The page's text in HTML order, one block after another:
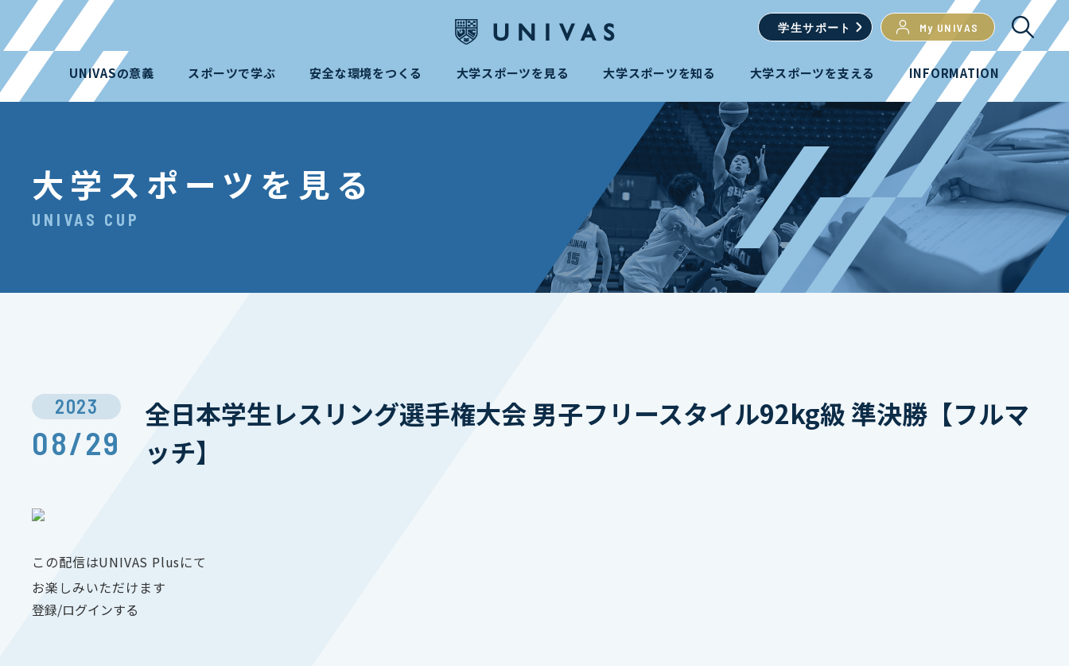
学生サポート My UNIVAS
UNIVASの意義 スポーツで学ぶ 安全な環境をつくる 大学スポーツを見る 大学スポーツを知る 大学スポーツを支える INFORMATION
大学スポーツを見る
UNIVAS CUP
2023
08/29
全日本学生レスリング選手権大会 男子フリースタイル92kg級 準決勝【フルマ
ッチ】
この配信はUNIVAS Plusにて
お楽しみいただけます
登録/ログインする